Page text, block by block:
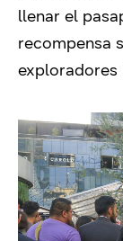
llenar el
recompensa
exploradores